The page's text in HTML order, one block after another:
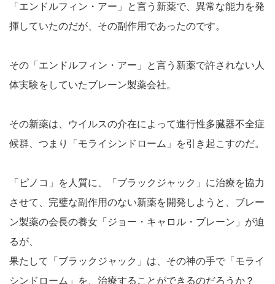
「エンドルフィン・アー」と言う新薬で、異常な能力を発
揮していたのだが、その副作用であったのです。
その「エンドルフィン・アー」と言う新薬で許されない人
体実験をしていたブレーン製薬会社。
その新薬は、ウイルスの介在によって進行性多臓器不全症
候群、つまり「モライシンドローム」を引き起こすのだ。
「ピノコ」を人質に、「ブラックジャック」に治療を協力
させて、完璧な副作用のない新薬を開発しようと、ブレー
ン製薬の会長の養女「ジョー・キャロル・ブレーン」が迫
るが、
果たして「ブラックジャック」は、その神の手で「モライ
シンドローム」を、治療することができるのだろうか？